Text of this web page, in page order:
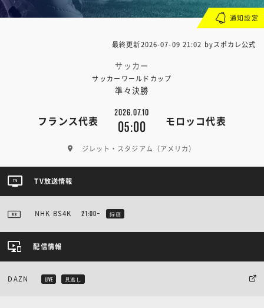
最終更新2026-07-09 21:02 byスポカレ公式
サッカー
サッカーワールドカップ
準々決勝
フランス代表
2026.07.10
05:00 モロッコ代表
ジレット・スタジアム（アメリカ）
通知設定
TV放送情報
NHK BS4K 21:00~ 録画
配信情報
DAZN LIVE 見逃し